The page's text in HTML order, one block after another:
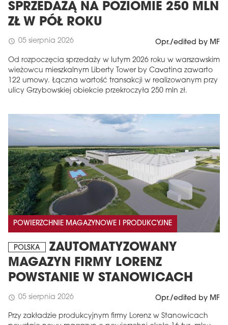
SPRZEDAŻĄ NA POZIOMIE 250 MLN
ZŁ W PÓŁ ROKU
schedule 05 sierpnia 2026 Opr./edited by MF
Od rozpoczęcia sprzedaży w lutym 2026 roku w warszawskim
wieżowcu mieszkalnym Liberty Tower by Cavatina zawarto
122 umowy. Łączna wartość transakcji w realizowanym przy
ulicy Grzybowskiej obiekcie przekroczyła 250 mln zł.
POWIERZCHNIE MAGAZYNOWE I PRODUKCYJNE
POLSKA
ZAUTOMATYZOWANY
MAGAZYN FIRMY LORENZ
POWSTANIE W STANOWICACH
schedule 05 sierpnia 2026 Opr./edited by MF
Przy zakładzie produkcyjnym firmy Lorenz w Stanowicach